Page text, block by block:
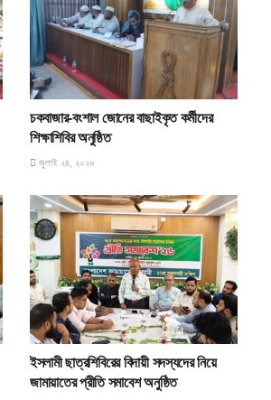
চকবাজার-বংশাল জোনের বাছাইকৃত কর্মীদের
শিক্ষাশিবির অনুষ্ঠিত
জুলাই ২৪, ২০২৬
ইসলামী ছাত্রশিবিরের বিদায়ী সদস্যদের নিয়ে
জামায়াতের প্রীতি সমাবেশ অনুষ্ঠিত